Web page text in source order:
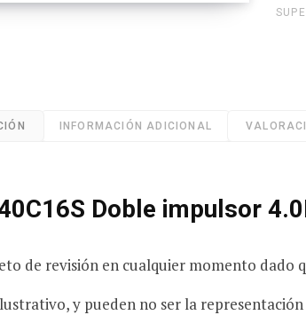
INFORMACIÓN ADICIONAL
Doble impulsor
de revisión en cualquier momento dado
y pueden no ser la